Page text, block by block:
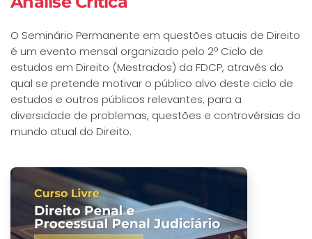
O Seminário Permanente em questões atuais de Direito
é um evento mensal organizado pelo 2º Ciclo de
estudos em Direito (Mestrados) da FDCP, através do
qual se pretende motivar o público alvo deste ciclo de
estudos e outros públicos relevantes, para a
diversidade de problemas, questões e controvérsias do
mundo atual do Direito.